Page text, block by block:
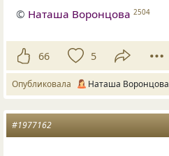
© Наташа Воронцова 2504
66 5
Опубликовала Наташа Воронцова
#1977162